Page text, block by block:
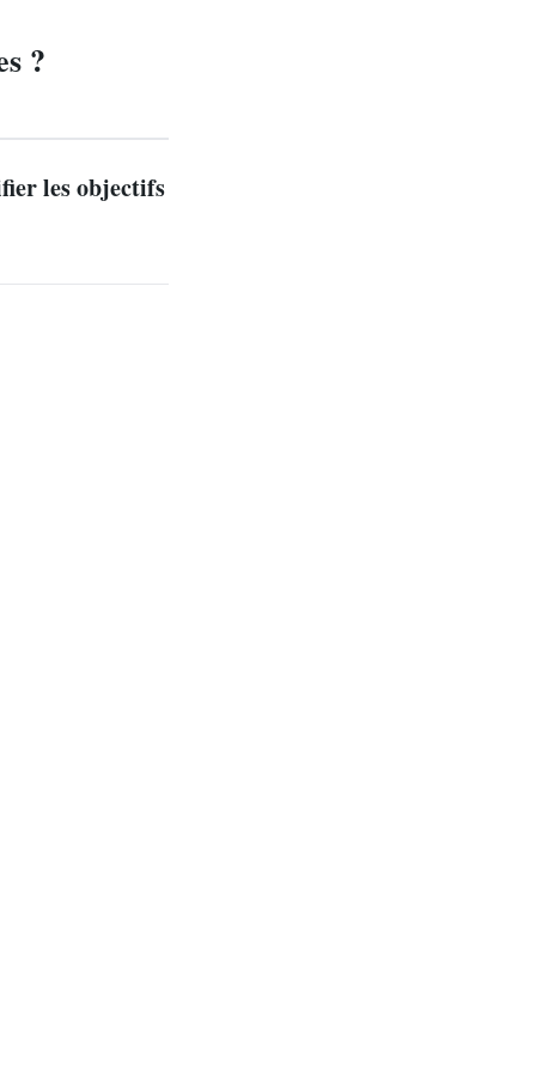
?
les objectifs